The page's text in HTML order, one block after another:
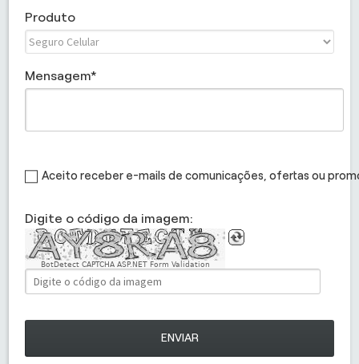
Produto
Mensagem
Aceito receber e-mails de comunicações, ofertas ou
Digite o código da imagem:
BotDetect CAPTCHA ASP.NET Form Validation
ENVIAR